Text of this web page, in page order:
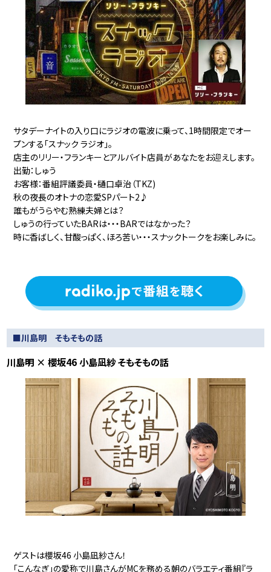
サタデーナイトの入り口にラジオの電波に乗って、1時間限定でオー
プンする「スナック ラジオ」。
店主のリリー・フランキーとアルバイト店員があなたをお迎えします。
出勤：しゅう
お客様：番組評議委員・樋口卓治（TKZ)
秋の夜長のオトナの恋愛SPパート2♪
誰もがうらやむ熟練夫婦とは？
しゅうの行っていたBARは・・・BARではなかった？
時に香ばしく、甘酸っぱく、ほろ苦い・・・スナックトークをお楽しみに。
■川島明 そもそもの話
川島明 × 櫻坂46 小島凪紗 そもそもの話
ゲストは櫻坂46 小島凪紗さん！
「こんなぎ」の愛称で川島さんがMCを務める朝のバラエティ番組『ラ